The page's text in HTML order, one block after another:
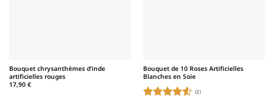
Bouquet chrysanthèmes d’inde
artificielles rouges
17,90 €
Bouquet de 10 Roses Artificielles
Blanches en Soie
(2)